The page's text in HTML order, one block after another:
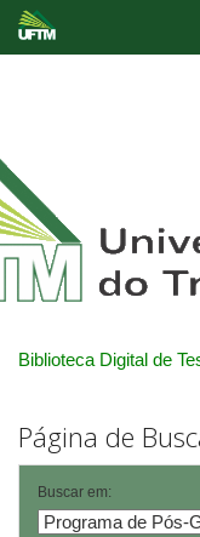
Biblioteca Digital de
Página de
Buscar em: